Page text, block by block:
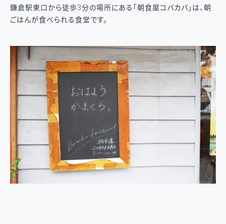
鎌倉駅東口から徒歩3分の場所にある「朝食屋コバカバ」は、朝
ごはんが食べられる食堂です。